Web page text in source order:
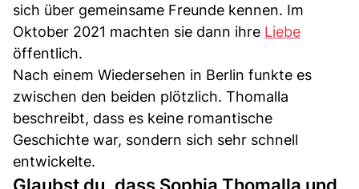
sich über gemeinsame Freunde kennen. Im
Oktober 2021 machten sie dann ihre Liebe
öffentlich.
Nach einem Wiedersehen in Berlin funkte es
zwischen den beiden plötzlich. Thomalla
beschreibt, dass es keine romantische
Geschichte war, sondern sich sehr schnell
entwickelte.